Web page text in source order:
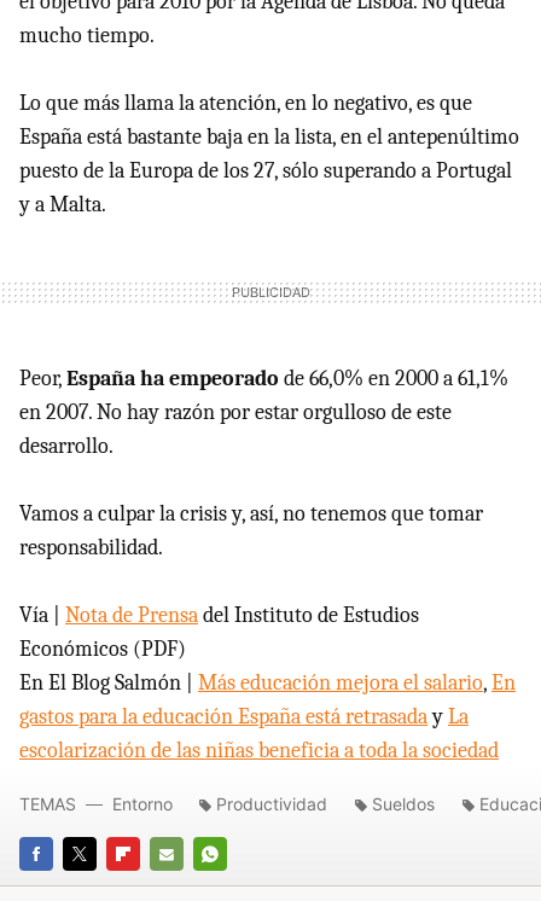
mucho tiempo.
Lo que más llama la atención, en lo negativo, es que
España está bastante baja en la lista, en el antepenúltimo
puesto de la Europa de los 27, sólo superando a Portugal
y a Malta.
Peor,España ha empeorado de 66,0% en 2000 a 61,1%
en 2007. No hay razón por estar orgulloso de este
desarrollo.
Vamos a culpar la crisis y, así, no tenemos que tomar
responsabilidad.
Vía | Nota de Prensadel Instituto de Estudios
Económicos (PDF)
En El Blog Salmón | Más educación mejora el salario,En
gastos para la educación España está retrasadayLa
escolarización de las niñas beneficia a toda la sociedad
FACEBOOK
TWITTERFLIPBOARD
E-
WHATSAPP
TEMAS Entorno Productividad Sueldos